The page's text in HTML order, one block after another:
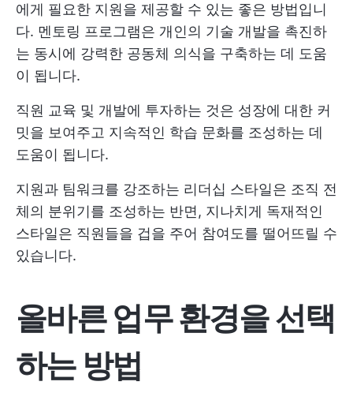
에게 필요한 지원을 제공할 수 있는 좋은 방법입니
다. 멘토링 프로그램은 개인의 기술 개발을 촉진하
는 동시에 강력한 공동체 의식을 구축하는 데 도움
이 됩니다.
직원 교육 및 개발에 투자하는 것은 성장에 대한 커
밋을 보여주고 지속적인 학습 문화를 조성하는 데
도움이 됩니다.
지원과 팀워크를 강조하는 리더십 스타일은 조직 전
체의 분위기를 조성하는 반면, 지나치게 독재적인
스타일은 직원들을 겁을 주어 참여도를 떨어뜨릴 수
있습니다.
올바른 업무 환경을 선택
하는 방법